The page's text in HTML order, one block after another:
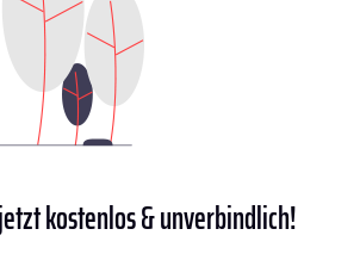
kostenlos & unverbindlich!